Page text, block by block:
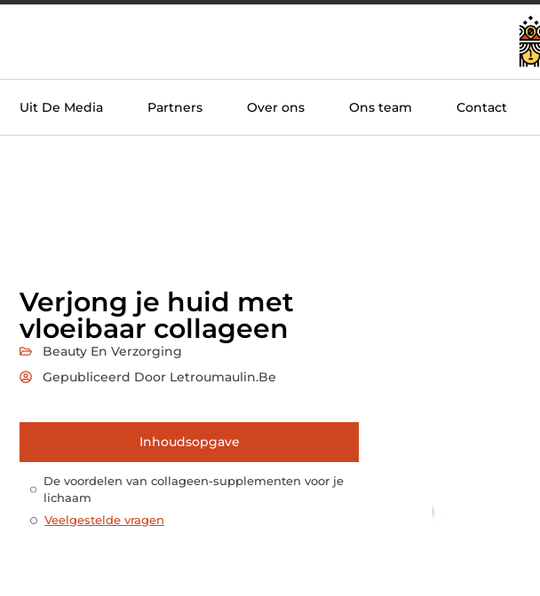
Uit De Media Partners Over ons Ons team Contact
Verjong je huid met
vloeibaar collageen
Beauty En Verzorging
Gepubliceerd Door Letroumaulin.be
Inhoudsopgave
De voordelen van collageen-supplementen voor je
lichaam
Veelgestelde vragen